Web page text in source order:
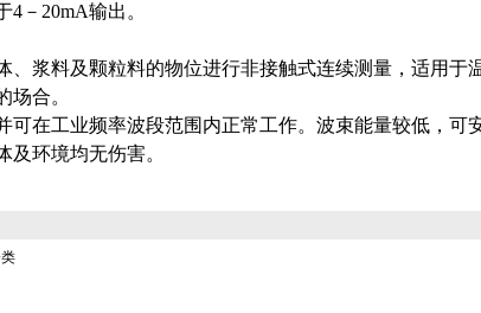
－20mA输出。
、浆料及颗粒料的物位进行非接触式连续测量，适用于
场合。
可在工业频率波段范围内正常工作。波束能量较低，可
及环境均无伤害。